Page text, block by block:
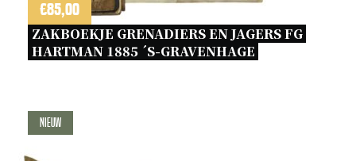
€85,00
ZAKBOEKJE GRENADIERS EN JAGERS FG
HARTMAN 1885 ´S-GRAVENHAGE
Nieuw